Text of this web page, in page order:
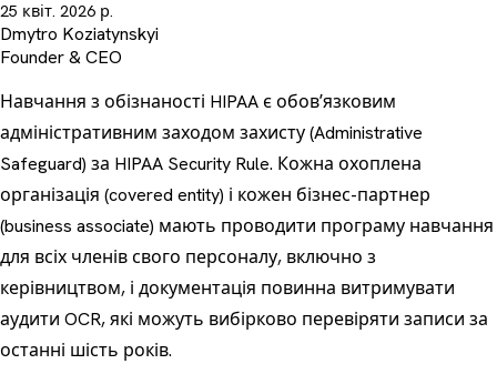
25 квіт. 2026 р.
Dmytro Koziatynskyi
Founder & CEO
Навчання з обізнаності HIPAA є обовʼязковим
адміністративним заходом захисту (Administrative
Safeguard) за HIPAA Security Rule. Кожна охоплена
організація (covered entity) і кожен бізнес-партнер
(business associate) мають проводити програму навчання
для всіх членів свого персоналу, включно з
керівництвом, і документація повинна витримувати
аудити OCR, які можуть вибірково перевіряти записи за
останні шість років.